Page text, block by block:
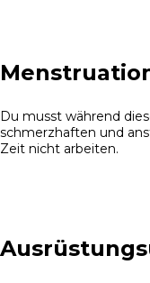
Du musst während
schmerzhaften und
Zeit nicht arbeiten.